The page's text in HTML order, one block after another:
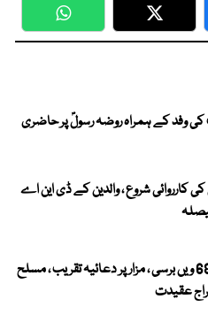
WhatsApp Twitter
کی وفد کے ہمراہ روضہ رسولؐ پر حاضری
کارروائی شروع ، والدین کے ڈی این اے
میجر طفیل شہید کی 68 ویں برسی ، مزار پر دعائیہ تقریب ، مسلح
عقیدت